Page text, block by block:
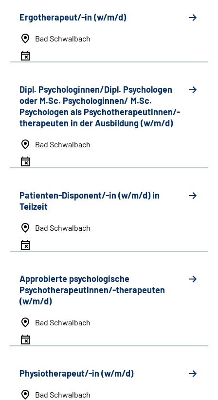
Ergotherapeut/-in (w/m/d)
Bad Schwalbach
Dipl. Psychologinnen/Dipl. Psychologen
oder M.Sc. Psychologinnen/ M.Sc.
Psychologen als Psychotherapeutinnen/-
therapeuten in der Ausbildung (w/m/d)
Bad Schwalbach
Patienten-Disponent/-in (w/m/d) in
Teilzeit
Bad Schwalbach
Approbierte psychologische
Psychotherapeutinnen/-therapeuten
(w/m/d)
Bad Schwalbach
Physiotherapeut/-in (w/m/d)
Bad Schwalbach